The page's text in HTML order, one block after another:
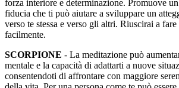
forza interiore e determinazione. Promuove
fiducia che ti può aiutare a sviluppare un
verso te stessa e verso gli altri. Riuscirai a
facilmente.
SCORPIONE - La meditazione può
mentale e la capacità di adattarti a nuove
consentendoti di affrontare con maggiore